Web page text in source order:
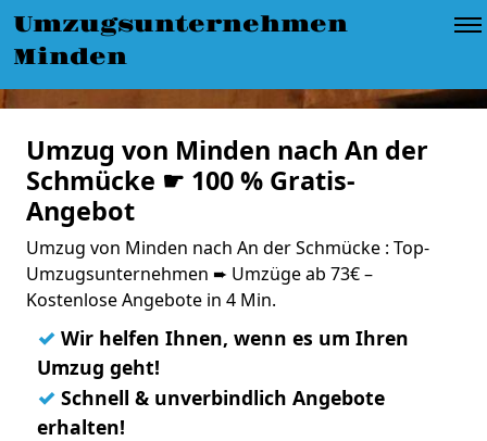
Umzugsunternehmen
Minden
Umzug von Minden nach An der
Schmücke ☛ 100 % Gratis-
Angebot
Umzug von Minden nach An der Schmücke : Top-
Umzugsunternehmen ➨ Umzüge ab 73€ –
Kostenlose Angebote in 4 Min.
✓ Wir helfen Ihnen, wenn es um Ihren
Umzug geht!
✓ Schnell & unverbindlich Angebote
erhalten!